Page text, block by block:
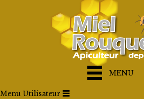
MENU
Menu Utilisateur